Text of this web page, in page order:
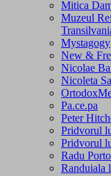
Mitica
Muzeul
Mystagogy
New &
Nicolae
Nicoleta
Pa.ce.pa
Peter
Pridvorul
Pridvorul
Radu
Randuiala